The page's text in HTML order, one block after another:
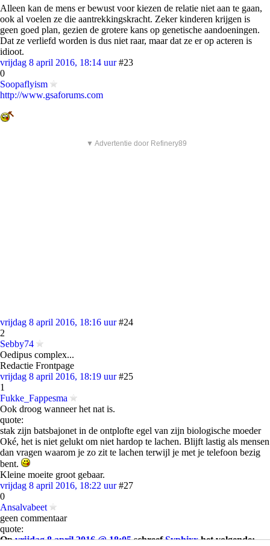
Alleen kan de mens er bewust voor kiezen de relatie niet aan te gaan,
ook al voelen ze die aantrekkingskracht. Zeker kinderen krijgen is
geen goed plan, gezien de grotere kans op genetische aandoeningen.
Dat ze verliefd worden is dus niet raar, maar dat ze er op acteren is
idioot.
vrijdag 8 april 2016, 18:14 uur #23
0
Soopaflyism
http://www.gsaforums.com
▼ Advertentie door Refinery89
vrijdag 8 april 2016, 18:16 uur #24
2
Sebby74
Oedipus complex...
Redactie Frontpage
vrijdag 8 april 2016, 18:19 uur #25
1
Fukke_Fappesma
Ook droog wanneer het nat is.
quote:
stak zijn batsbajonet in de ontplofte egel van zijn biologische moeder
Oké, het is niet gelukt om niet hardop te lachen. Blijft lastig als mensen
dan vragen waarom je zo zit te lachen terwijl je met je telefoon bezig
bent.
Kleine moeite groot gebaar.
vrijdag 8 april 2016, 18:22 uur #27
0
Ansalvabeet
geen commentaar
quote:
Opvrijdag 8 april 2016 @ 18:05schreefSyphixxhet volgende: